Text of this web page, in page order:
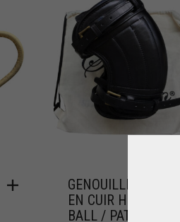
GENOUILLÈRES
EN CUIR HORSE
BALL / PATO